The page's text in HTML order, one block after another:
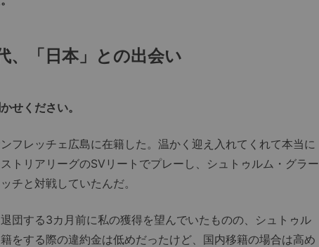
、「日本」との出会い
せください。
レッチェ広島に在籍した。温かく迎え入れてくれて本当に
トリアリーグのSVリートでプレーし、シュトゥルム・グラー
チと対戦していたんだ。
団する3カ月前に私の獲得を望んでいたものの、シュトゥル
をする際の違約金は低めだったけど、国内移籍の場合は高め